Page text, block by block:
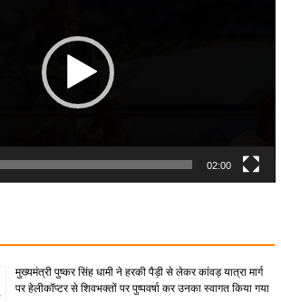
02:00
मुख्यमंत्री पुष्कर सिंह धामी ने हरकी पैड़ी से लेकर कांवड़ यात्रा मार्ग
पर हेलीकॉप्टर से शिवभक्तों पर पुष्पवर्षा कर उनका स्वागत किया गया